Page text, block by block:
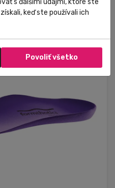
S (6) 38-39
keď ste používali ich
Povoliť všetko